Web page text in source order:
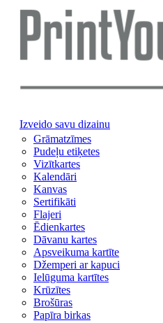
Izveido savu dizainu
Grāmatzīmes
Pudeļu etiķetes
Vizītkartes
Kalendāri
Kanvas
Sertifikāti
Flajeri
Ēdienkartes
Dāvanu kartes
Apsveikuma kartīte
Džemperi ar kapuci
Ielūguma kartītes
Krūzītes
Brošūras
Papīra birkas